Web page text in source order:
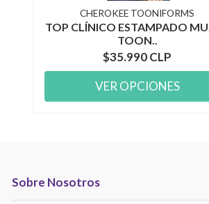
CHEROKEE TOONIFORMS
TOP CLÍNICO ESTAMPADO
TOON..
$35.990 CLP
VER OPCIONES
Sobre Nosotros